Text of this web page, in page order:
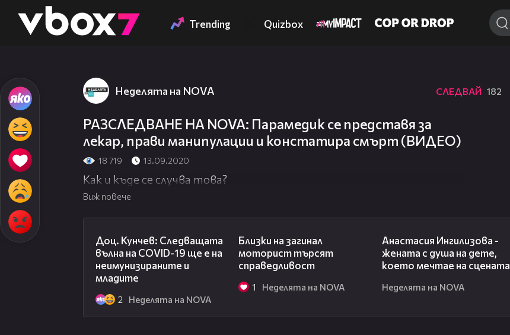
👾 Trending Quizbox
Неделята на NOVA СЛЕДВАЙ 182
РАЗСЛЕДВАНЕ НA NOVA: Парамедик се представя за
лекар, прави манипулации и констатира смърт (ВИДЕО)
18 719 13.09.2020
Как и къде се случва това?
Виж повече
Доц. Кунчев: Следващата
вълна на COVID-19 ще е на
неимунизираните и
младите
2 Неделята на NOVA
Близки на загинал
моторист търсят
справедливост
1 Неделята на NOVA
Анастасия Ингилизова -
жената с душа на дете,
което мечтае на сцената
Неделята на NOVA